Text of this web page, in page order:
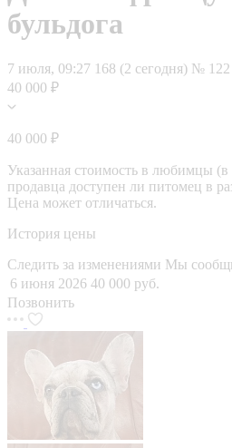
бульдога
7 июля, 09:27 168 (2 сегодня) № 122
40 000 ₽
40 000 ₽
Указанная стоимость в любимцы
продавца доступен ли питомец в
Цена может отличаться.
История цены
Следить за изменениями Мы
6 июня 2026 40 000 руб.
Позвонить